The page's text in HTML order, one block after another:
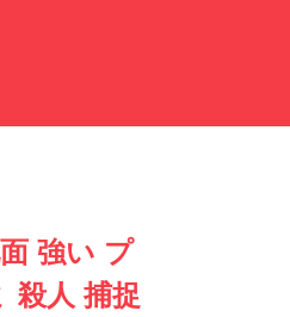
強い プ
殺人 捕捉